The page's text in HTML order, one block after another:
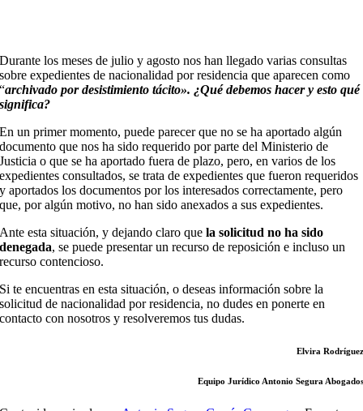
Durante los meses de julio y agosto nos han llegado varias consultas
sobre expedientes de nacionalidad por residencia que aparecen como
“archivado por desistimiento tácito». ¿Qué debemos hacer y esto qué
significa?
En un primer momento, puede parecer que no se ha aportado algún
documento que nos ha sido requerido por parte del Ministerio de
Justicia o que se ha aportado fuera de plazo, pero, en varios de los
expedientes consultados, se trata de expedientes que fueron requeridos
y aportados los documentos por los interesados correctamente, pero
que, por algún motivo, no han sido anexados a sus expedientes.
Ante esta situación, y dejando claro quela solicitud no ha sido
denegada, se puede presentar un recurso de reposición e incluso un
recurso contencioso.
Si te encuentras en esta situación, o deseas información sobre la
solicitud de nacionalidad por residencia, no dudes en ponerte en
contacto con nosotros y resolveremos tus dudas.
Elvira Rodríguez
Equipo Jurídico Antonio Segura Abogados